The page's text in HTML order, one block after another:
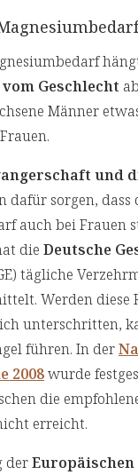
Geschlecht
Männer
und
dafür sorgen, dass
auch bei Frauen
die Deutsche
tägliche
Werden diese
unterschritten,
führen. In der
2008wurde
die
erreicht.
der